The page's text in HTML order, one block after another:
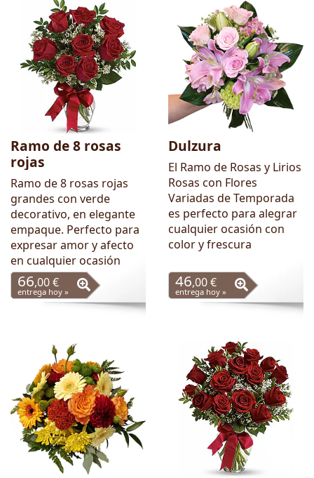
Ramo de 8 rosas
rojas
Ramo de 8 rosas rojas
grandes con verde
decorativo, en elegante
empaque. Perfecto para
expresar amor y afecto
en cualquier ocasión
66,00 €
entrega hoy »
Dulzura
El Ramo de Rosas y Lirios
Rosas con Flores
Variadas de Temporada
es perfecto para alegrar
cualquier ocasión con
color y frescura
46,00 €
entrega hoy »